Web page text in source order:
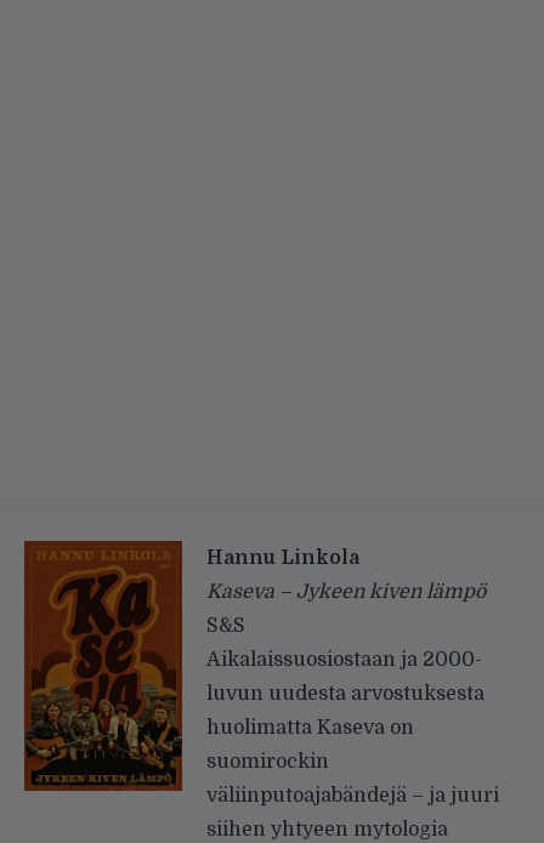
Hannu Linkola
Kaseva – Jykeen kiven lämpö
S&S
Aikalaissuosiostaan ja 2000-
luvun uudesta arvostuksesta
huolimatta Kaseva on
suomirockin
väliinputoajabändejä – ja juuri
siihen yhtyeen mytologia